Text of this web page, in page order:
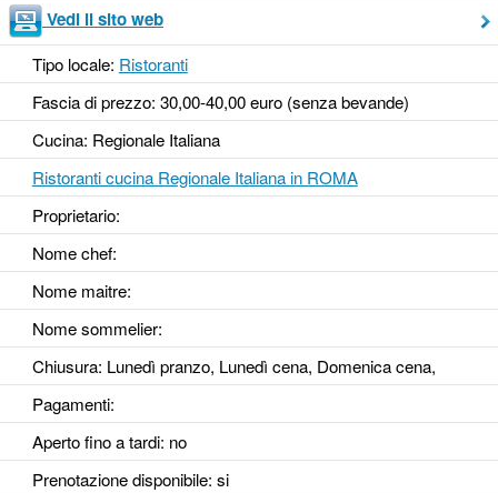
Vedi il sito web
Tipo locale: Ristoranti
Fascia di prezzo: 30,00-40,00 euro (senza bevande)
Cucina: Regionale Italiana
Ristoranti cucina Regionale Italiana in ROMA
Proprietario:
Nome chef:
Nome maitre:
Nome sommelier:
Chiusura: Lunedì pranzo, Lunedì cena, Domenica cena,
Pagamenti:
Aperto fino a tardi: no
Prenotazione disponibile: si